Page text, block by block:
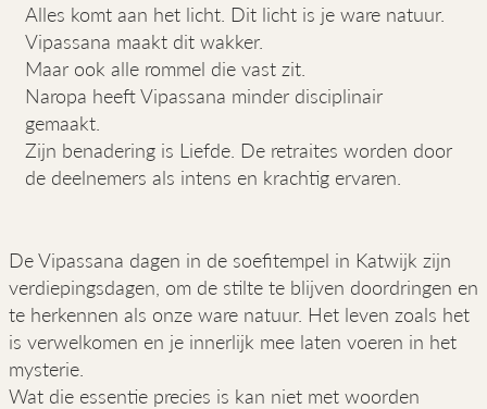
Alles komt aan het licht. Dit licht is je ware natuur.
Vipassana maakt dit wakker.
Maar ook alle rommel die vast zit.
Naropa heeft Vipassana minder disciplinair
gemaakt.
Zijn benadering is Liefde. De retraites worden door
de deelnemers als intens en krachtig ervaren.
De Vipassana dagen in de soefitempel in Katwijk zijn
verdiepingsdagen, om de stilte te blijven doordringen en
te herkennen als onze ware natuur. Het leven zoals het
is verwelkomen en je innerlijk mee laten voeren in het
mysterie.
Wat die essentie precies is kan niet met woorden